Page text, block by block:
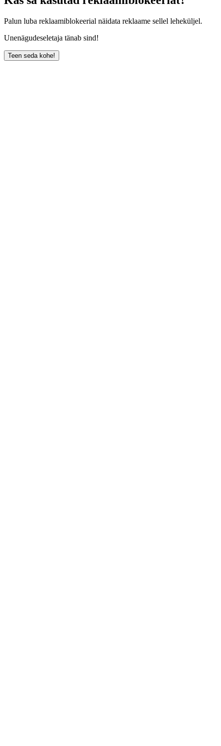
Palun luba reklaamiblokeerial näidata reklaame sellel leheküljel.
Unenägudeseletaja tänab sind!
Teen seda kohe!